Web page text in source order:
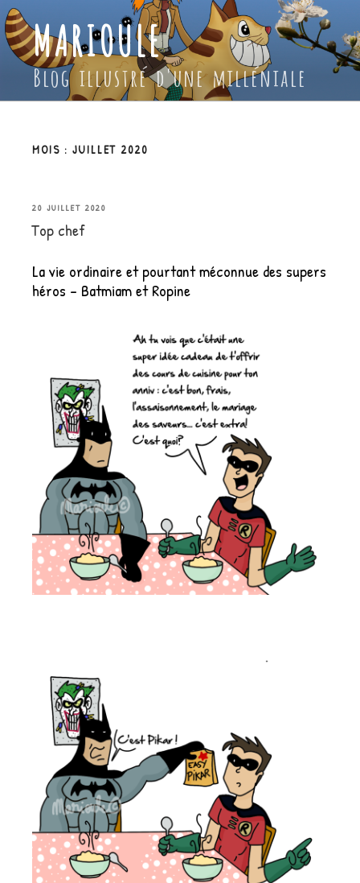
Aller
au
contenu
principal
MARIOULE
Blog illustré d'une milléniale
MOIS : JUILLET 2020
PUBLIÉ
LE
20 JUILLET 2020
Top chef
La vie ordinaire et pourtant méconnue des supers
héros – Batmiam et Ropine